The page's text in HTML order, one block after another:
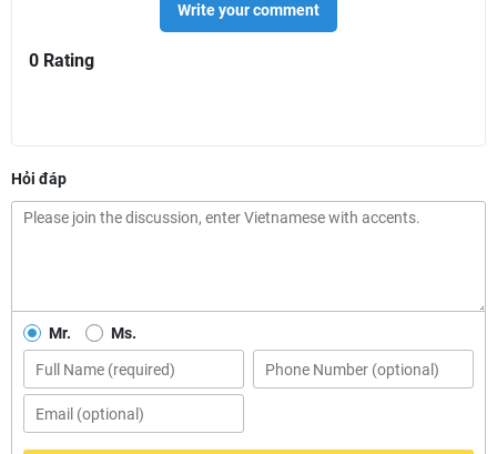
Write your comment
0 Rating
Hỏi đáp
Mr. Ms.